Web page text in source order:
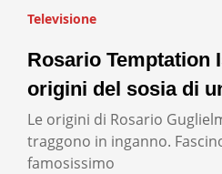
Televisione
Rosario Temptation
origini del sosia di
Le origini di Rosario
traggono in inganno.
famosissimo